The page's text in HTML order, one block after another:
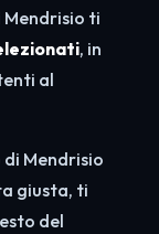
ti
, in
al
Mendrisio
giusta, ti
del